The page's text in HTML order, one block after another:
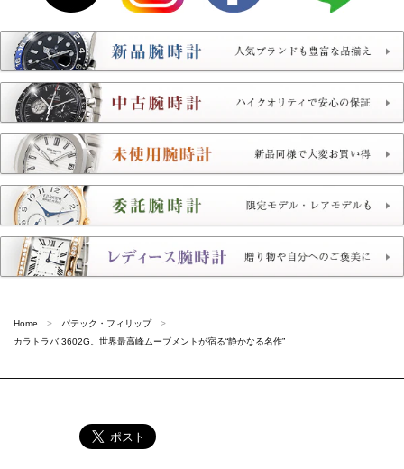
Home
パテック・フィリップ
カラトラバ 3602G。世界最高峰ムーブメントが宿る“静かなる名作”